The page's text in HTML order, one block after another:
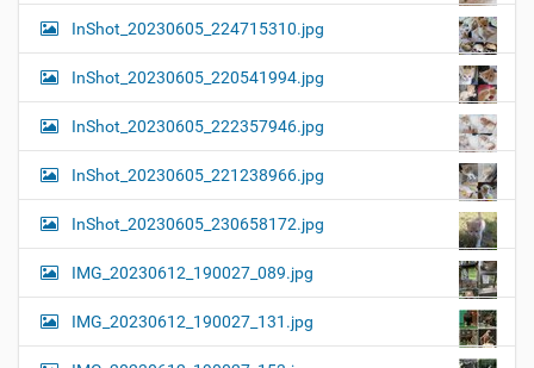
InShot_20230605_224715310.jpg
InShot_20230605_220541994.jpg
InShot_20230605_222357946.jpg
InShot_20230605_221238966.jpg
InShot_20230605_230658172.jpg
IMG_20230612_190027_089.jpg
IMG_20230612_190027_131.jpg